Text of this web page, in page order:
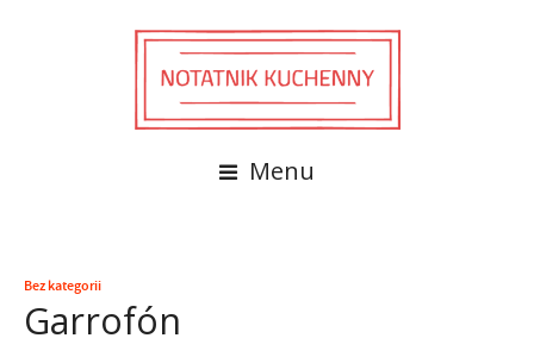
Menu
Bez kategorii
Garrofón